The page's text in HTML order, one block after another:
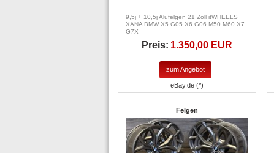
9,5j + 10,5j Alufelgen 21 Zoll itWHEELS
XANA BMW X5 G05 X6 G06 M50 M60 X7
G7X
Preis: 1.350,00 EUR
zum Angebot
eBay.de (*)
Felgen